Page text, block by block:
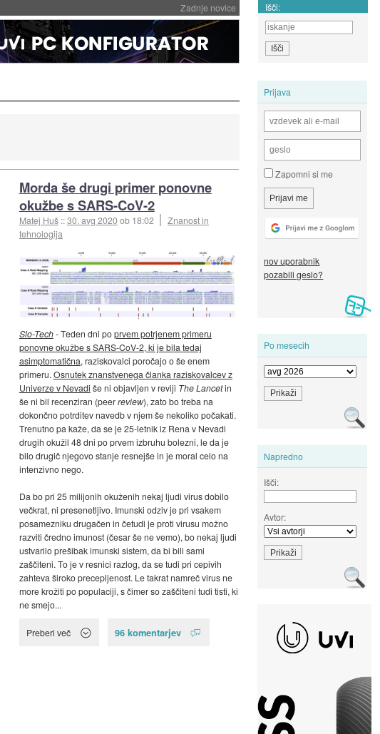
Zadnje novice Išči:
Prijava
Zapomni si me
nov uporabnik
pozabili geslo?
Po mesecih
Napredno
Išči:
Avtor:
Morda še drugi primer ponovne
okužbe s SARS-CoV-2
Matej Huš ::30. avg 2020ob 18:02
Znanost in
tehnologija
Slo-Tech- Teden dni poprvem potrjenem primeru
ponovne okužbe s SARS-CoV-2, ki je bila tedaj
asimptomatična, raziskovalci poročajo o še enem
primeru. Osnutek znanstvenega članka raziskovalcev z
Univerze v Nevadi še ni objavljen v reviji The Lancetin
še ni bil recenziran (peerreview), zato bo treba na
dokončno potrditev navedb v njem še nekoliko počakati.
Trenutno pa kaže, da se je 25-letnik iz Rena v Nevadi
drugih okužil 48 dni po prvem izbruhu bolezni, le da je
bilo drugič njegovo stanje resnejše in je moral celo na
intenzivno nego.
Da bo pri 25 milijonih okuženih nekaj ljudi virus dobilo
večkrat, ni presenetljivo. Imunski odziv je pri vsakem
posamezniku drugačen in četudi je proti virusu možno
razviti čredno imunost (česar še ne vemo), bo nekaj ljudi
ustvarilo prešibak imunski sistem, da bi bili sami
zaščiteni. To je v resnici razlog, da se tudi pri cepivih
zahteva široko precepljenost. Le takrat namreč virus ne
more krožiti po populaciji, s čimer so zaščiteni tudi tisti, ki
ne smejo...
Preberi več 96 komentarjev